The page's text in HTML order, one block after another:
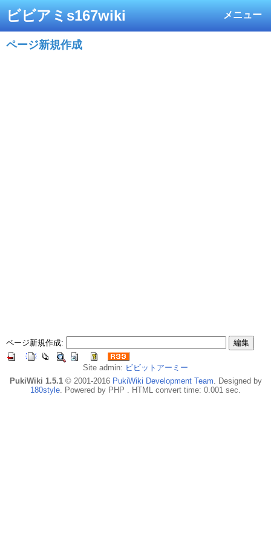
メニュー
ビビアミs167wiki
ページ新規作成
ページ新規作成:
Site admin: ビビットアーミー
PukiWiki 1.5.1© 2001-2016 PukiWiki Development Team. Designed by
180style. Powered by PHP . HTML convert time: 0.001 sec.